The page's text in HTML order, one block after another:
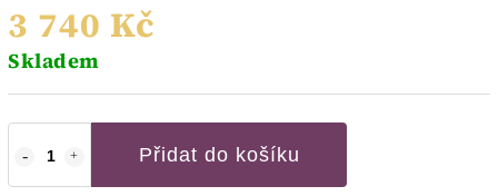
3 740 Kč
Skladem
Přidat do košíku